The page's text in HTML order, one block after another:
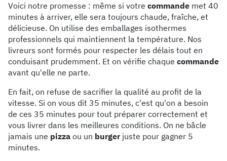
Voici notre promesse : même si votre commande met 40
minutes à arriver, elle sera toujours chaude, fraîche, et
délicieuse. On utilise des emballages isothermes
professionnels qui maintiennent la température. Nos
livreurs sont formés pour respecter les délais tout en
conduisant prudemment. Et on vérifie chaque commande
avant qu'elle ne parte.
En fait, on refuse de sacrifier la qualité au profit de la
vitesse. Si on vous dit 35 minutes, c'est qu'on a besoin
de ces 35 minutes pour tout préparer correctement et
vous livrer dans les meilleures conditions. On ne bâcle
jamais une pizza ou un burgerjuste pour gagner 5
minutes.